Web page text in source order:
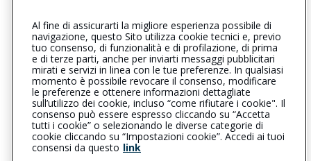
0815513761 0815525998
napoli@cattolica.it
link-ua@legalmail.it
L’intermediario è soggetto al controllo dell’IVASS. Consulta il
Registro RUI al seguentelink
Al fine di assicurarti la migliore esperienza possibile di
navigazione, questo Sito utilizza cookie tecnici e, previo
tuo consenso, di funzionalità e di profilazione, di prima
e di terze parti, anche per inviarti messaggi pubblicitari
mirati e servizi in linea con le tue preferenze. In qualsiasi
momento è possibile revocare il consenso, modificare
le preferenze e ottenere informazioni dettagliate
sull’utilizzo dei cookie, incluso “come rifiutare i cookie". Il
consenso può essere espresso cliccando su “Accetta
tutti i cookie” o selezionando le diverse categorie di
cookie cliccando su “Impostazioni cookie”. Accedi ai tuoi
consensi da questo link